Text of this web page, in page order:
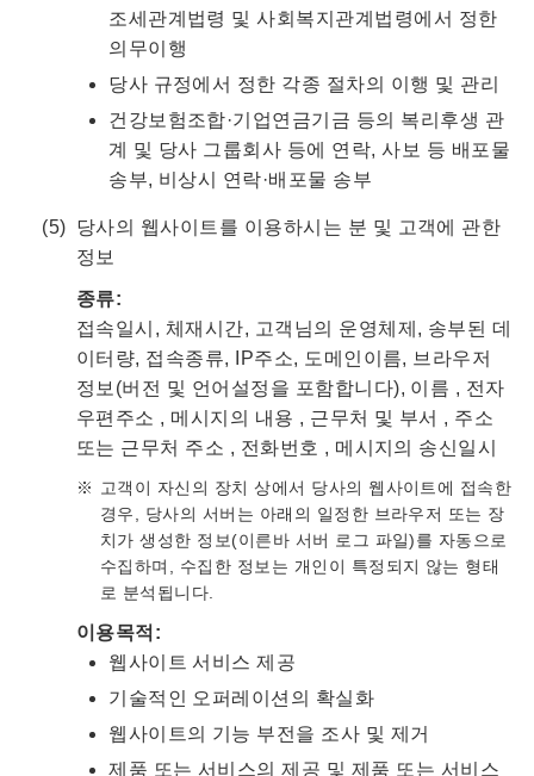
조세관계법령 및 사회복지관계법령에서 정한
의무이행
당사 규정에서 정한 각종 절차의 이행 및 관리
건강보험조합·기업연금기금 등의 복리후생 관
계 및 당사 그룹회사 등에 연락, 사보 등 배포물
송부, 비상시 연락·배포물 송부
당사의 웹사이트를 이용하시는 분 및 고객에 관한
정보
종류:
접속일시, 체재시간, 고객님의 운영체제, 송부된 데
이터량, 접속종류, IP주소, 도메인이름, 브라우저
정보(버전 및 언어설정을 포함합니다), 이름 , 전자
우편주소 , 메시지의 내용 , 근무처 및 부서 , 주소
또는 근무처 주소 , 전화번호 , 메시지의 송신일시
고객이 자신의 장치 상에서 당사의 웹사이트에 접속한
경우, 당사의 서버는 아래의 일정한 브라우저 또는 장
치가 생성한 정보(이른바 서버 로그 파일)를 자동으로
수집하며, 수집한 정보는 개인이 특정되지 않는 형태
로 분석됩니다.
이용목적:
웹사이트 서비스 제공
기술적인 오퍼레이션의 확실화
웹사이트의 기능 부전을 조사 및 제거
제품 또는 서비스의 제공 및 제품 또는 서비스